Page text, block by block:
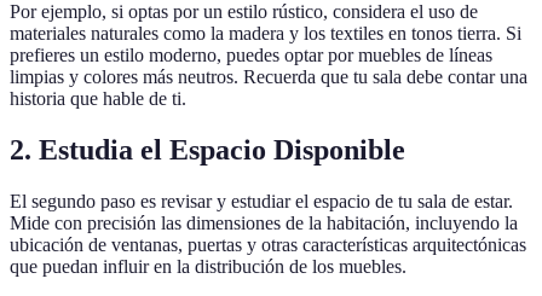
Por ejemplo, si optas por un estilo rústico, considera el uso de
materiales naturales como la madera y los textiles en tonos tierra. Si
prefieres un estilo moderno, puedes optar por muebles de líneas
limpias y colores más neutros. Recuerda que tu sala debe contar una
historia que hable de ti.
2. Estudia el Espacio Disponible
El segundo paso es revisar y estudiar el espacio de tu sala de estar.
Mide con precisión las dimensiones de la habitación, incluyendo la
ubicación de ventanas, puertas y otras características arquitectónicas
que puedan influir en la distribución de los muebles.